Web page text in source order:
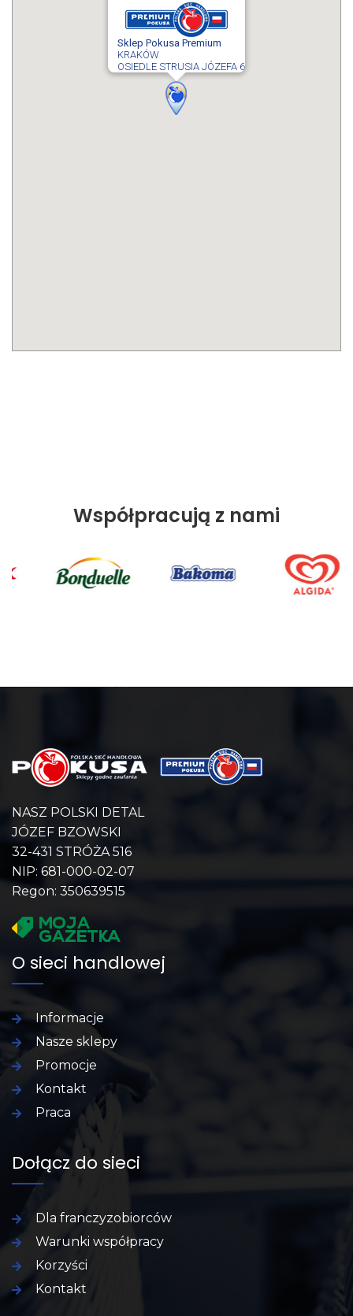
Sklep Pokusa Premium
KRAKÓW
OSIEDLE STRUSIA JÓZEFA 6
Współpracują z nami
NASZ POLSKI DETAL
JÓZEF BZOWSKI
32-431 STRÓŻA 516
NIP: 681-000-02-07
Regon: 350639515
O sieci handlowej
Informacje
Nasze sklepy
Promocje
Kontakt
Praca
Dołącz do sieci
Dla franczyzobiorców
Warunki współpracy
Korzyści
Kontakt